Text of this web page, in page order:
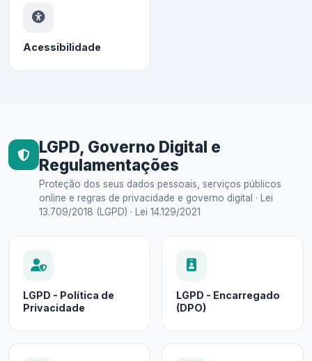
Acessibilidade
LGPD, Governo Digital e
Regulamentações
Proteção dos seus dados pessoais, serviços públicos
online e regras de privacidade e governo digital · Lei
13.709/2018 (LGPD) · Lei 14.129/2021
LGPD - Política de
Privacidade
LGPD - Encarregado
(DPO)